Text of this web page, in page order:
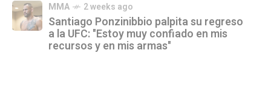
MMA 2 weeks ago
Santiago Ponzinibbio palpita su regreso
a la UFC: "Estoy muy confiado en mis
recursos y en mis armas"